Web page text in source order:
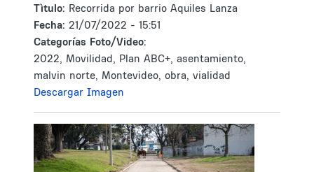
Tìtulo: Recorrida por barrio Aquiles Lanza
Fecha: 21/07/2022 - 15:51
Categorías Foto/Video:
2022, Movilidad, Plan ABC+, asentamiento,
malvin norte, Montevideo, obra, vialidad
Descargar Imagen